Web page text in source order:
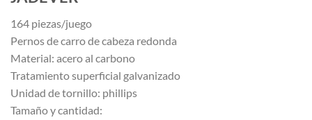
164 piezas/juego
Pernos de carro de cabeza redonda
Material: acero al carbono
Tratamiento superficial galvanizado
Unidad de tornillo: phillips
Tamaño y cantidad: